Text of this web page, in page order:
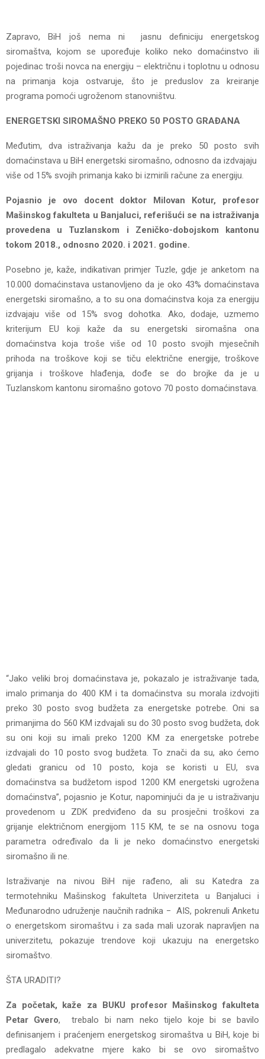
Zapravo, BiH još nema ni jasnu definiciju energetskog
siromaštva, kojom se upoređuje koliko neko domaćinstvo ili
pojedinac troši novca na energiju – električnu i toplotnu u odnosu
na primanja koja ostvaruje, što je preduslov za kreiranje
programa pomoći ugroženom stanovništvu.
ENERGETSKI SIROMAŠNO PREKO 50 POSTO GRAĐANA
Međutim, dva istraživanja kažu da je preko 50 posto svih
domaćinstava u BiH energetski siromašno, odnosno da izdvajaju
više od 15% svojih primanja kako bi izmirili račune za energiju.
Pojasnio je ovo docent doktor Milovan Kotur, profesor
Mašinskog fakulteta u Banjaluci, referišući se na istraživanja
provedena u Tuzlanskom i Zeničko-dobojskom kantonu
tokom 2018., odnosno 2020. i 2021. godine.
Posebno je, kaže, indikativan primjer Tuzle, gdje je anketom na
10.000 domaćinstava ustanovljeno da je oko 43% domaćinstava
energetski siromašno, a to su ona domaćinstva koja za energiju
izdvajaju više od 15% svog dohotka. Ako, dodaje, uzmemo
kriterijum EU koji kaže da su energetski siromašna ona
domaćinstva koja troše više od 10 posto svojih mjesečnih
prihoda na troškove koji se tiču električne energije, troškove
grijanja i troškove hlađenja, dođe se do brojke da je u
Tuzlanskom kantonu siromašno gotovo 70 posto domaćinstava.
“Jako veliki broj domaćinstava je, pokazalo je istraživanje tada,
imalo primanja do 400 KM i ta domaćinstva su morala izdvojiti
preko 30 posto svog budžeta za energetske potrebe. Oni sa
primanjima do 560 KM izdvajali su do 30 posto svog budžeta, dok
su oni koji su imali preko 1200 KM za energetske potrebe
izdvajali do 10 posto svog budžeta. To znači da su, ako ćemo
gledati granicu od 10 posto, koja se koristi u EU, sva
domaćinstva sa budžetom ispod 1200 KM energetski ugrožena
domaćinstva”, pojasnio je Kotur, napominjući da je u istraživanju
provedenom u ZDK predviđeno da su prosječni troškovi za
grijanje električnom energijom 115 KM, te se na osnovu toga
parametra određivalo da li je neko domaćinstvo energetski
siromašno ili ne.
Istraživanje na nivou BiH nije rađeno, ali su Katedra za
termotehniku Mašinskog fakulteta Univerziteta u Banjaluci i
Međunarodno udruženje naučnih radnika − AIS, pokrenuli Anketu
o energetskom siromaštvu i za sada mali uzorak napravljen na
univerzitetu, pokazuje trendove koji ukazuju na energetsko
siromaštvo.
ŠTA URADITI?
Za početak, kaže za BUKU profesor Mašinskog fakulteta
Petar Gvero, trebalo bi nam neko tijelo koje bi se bavilo
definisanjem i praćenjem energetskog siromaštva u BiH, koje bi
predlagalo adekvatne mjere kako bi se ovo siromaštvo